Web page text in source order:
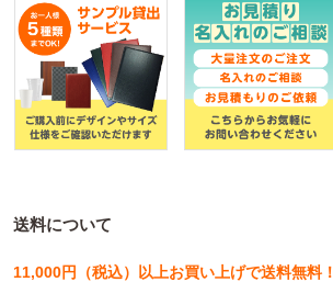
送料について
11,000円（税込）以上お買い上げで送料無料！